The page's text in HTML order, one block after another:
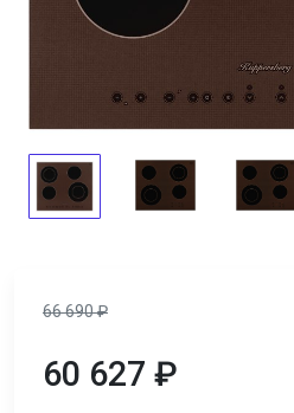
66 690₽
60 627 ₽